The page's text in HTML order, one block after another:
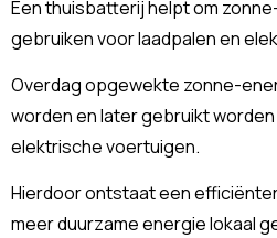
Een thuisbatterij helpt om
gebruiken voor laadpalen en
Overdag opgewekte zonne-
worden en later gebruikt
elektrische voertuigen.
Hierdoor ontstaat een
meer duurzame energie lokaal